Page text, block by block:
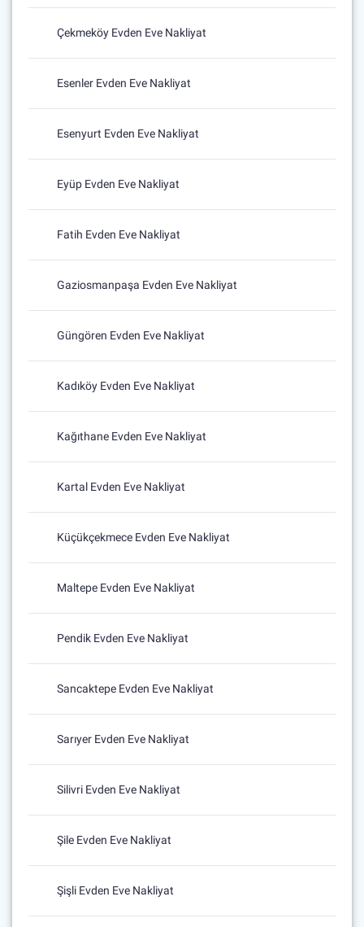
Çekmeköy Evden Eve Nakliyat
Esenler Evden Eve Nakliyat
Esenyurt Evden Eve Nakliyat
Eyüp Evden Eve Nakliyat
Fatih Evden Eve Nakliyat
Gaziosmanpaşa Evden Eve Nakliyat
Güngören Evden Eve Nakliyat
Kadıköy Evden Eve Nakliyat
Kağıthane Evden Eve Nakliyat
Kartal Evden Eve Nakliyat
Küçükçekmece Evden Eve Nakliyat
Maltepe Evden Eve Nakliyat
Pendik Evden Eve Nakliyat
Sancaktepe Evden Eve Nakliyat
Sarıyer Evden Eve Nakliyat
Silivri Evden Eve Nakliyat
Şile Evden Eve Nakliyat
Şişli Evden Eve Nakliyat